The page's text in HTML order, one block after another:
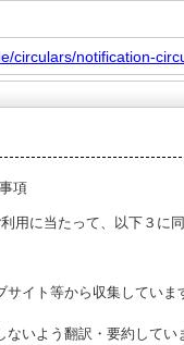
circulars/notification-
項
に当たって、以下３に
イト等から収集してい
いよう翻訳・要約してい